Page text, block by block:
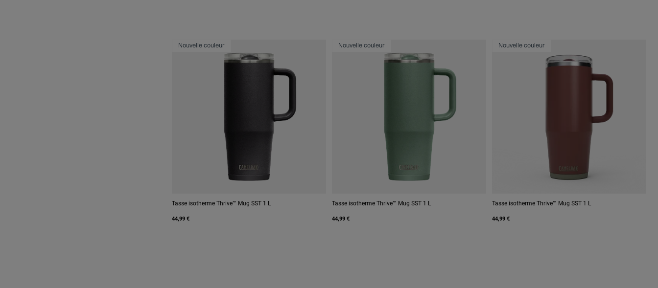
Nouvelle couleur
Tasse isotherme Thrive™ Mug SST 1 L
44,99 €
Nouvelle couleur
Tasse isotherme Thrive™ Mug SST 1 L
44,99 €
Nouvelle couleur
Tasse isotherme Thrive™ Mug SST 1 L
44,99 €